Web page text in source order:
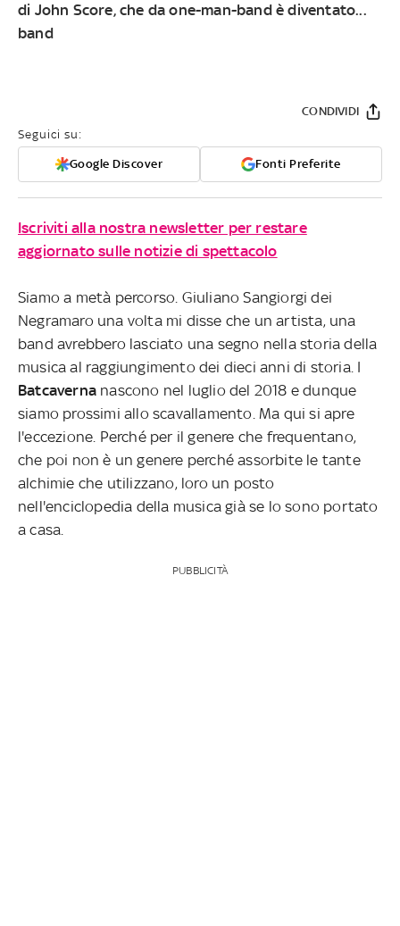
di John Score, che da one-man-band è diventato...
band
Seguici su:
Google Discover Fonti Preferite
CONDIVIDI
Iscriviti alla nostra newsletter per restare
aggiornato sulle notizie di spettacolo
Siamo a metà percorso. Giuliano Sangiorgi dei
Negramaro una volta mi disse che un artista, una
band avrebbero lasciato una segno nella storia della
musica al raggiungimento dei dieci anni di storia. I
Batcaverna nascono nel luglio del 2018 e dunque
siamo prossimi allo scavallamento. Ma qui si apre
l'eccezione. Perché per il genere che frequentano,
che poi non è un genere perché assorbite le tante
alchimie che utilizzano, loro un posto
nell'enciclopedia della musica già se lo sono portato
a casa.
PUBBLICITÀ